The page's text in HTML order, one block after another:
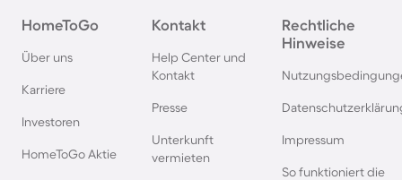
Schwarzwald
Ferienhäuser mit Pool in
Ferienhäuser mit
Ferienhäuser mit Pool in
Ferienhäuser mit
Travemünde
HomeToGo
Über uns
Karriere
Investoren
HomeToGo Aktie
Kontakt
Help Center und
Kontakt
Presse
Unterkunft
vermieten
Rechtliche
Hinweise
Impressum
So funktioniert die